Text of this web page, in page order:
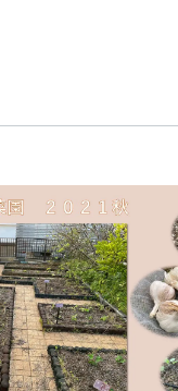
Pipeline Resilience
Products&Service